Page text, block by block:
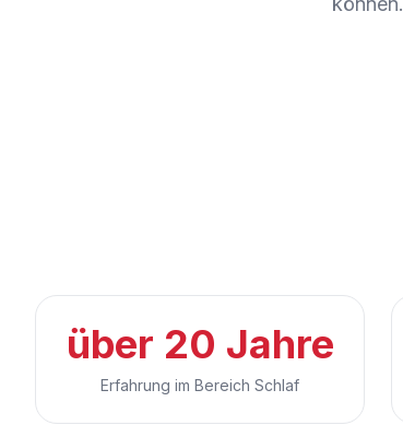
über 20 Jahre
Erfahrung im Bereich Schlaf